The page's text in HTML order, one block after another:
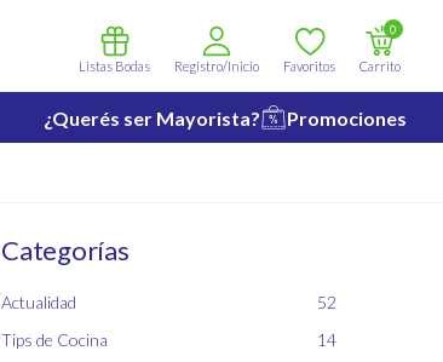
Listas Bodas Registro/Inicio Favoritos Carrito
0
¿Querés ser Mayorista? Promociones
Categorías
Actualidad
52
Tips de Cocina
14